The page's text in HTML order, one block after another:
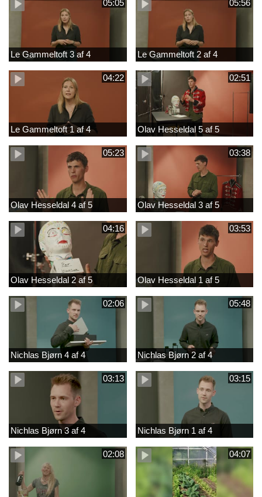
05:05
Le Gammeltoft 3 af 4
05:56
Le Gammeltoft 2 af 4
04:22
Le Gammeltoft 1 af 4
02:51
Olav Hesseldal 5 af 5
05:23
Olav Hesseldal 4 af 5
03:38
Olav Hesseldal 3 af 5
04:16
Olav Hesseldal 2 af 5
03:53
Olav Hesseldal 1 af 5
02:06
Nichlas Bjørn 4 af 4
05:48
Nichlas Bjørn 2 af 4
03:13
Nichlas Bjørn 3 af 4
03:15
Nichlas Bjørn 1 af 4
02:08 04:07